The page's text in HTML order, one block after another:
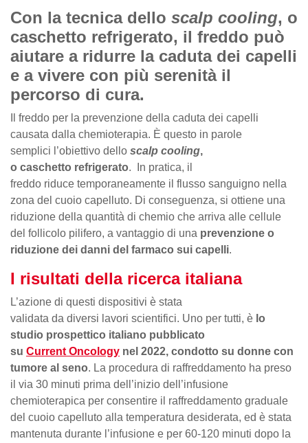
Con la tecnica dello scalp cooling, o
caschetto refrigerato, il freddo può
aiutare a ridurre la caduta dei capelli
e a vivere con più serenità il
percorso di cura.
Il freddo per la prevenzione della caduta dei capelli
causata dalla chemioterapia. È questo in parole
semplici l’obiettivo dello scalp cooling,
o caschetto refrigerato. In pratica, il
freddo riduce temporaneamente il flusso sanguigno nella
zona del cuoio capelluto. Di conseguenza, si ottiene una
riduzione della quantità di chemio che arriva alle cellule
del follicolo pilifero, a vantaggio di una prevenzione o
riduzione dei danni del farmaco sui capelli.
I risultati della ricerca italiana
L’azione di questi dispositivi è stata
validata da diversi lavori scientifici. Uno per tutti, è lo
studio prospettico italiano pubblicato
su Current Oncology nel 2022, condotto su donne con
tumore al seno. La procedura di raffreddamento ha preso
il via 30 minuti prima dell’inizio dell’infusione
chemioterapica per consentire il raffreddamento graduale
del cuoio capelluto alla temperatura desiderata, ed è stata
mantenuta durante l’infusione e per 60-120 minuti dopo la